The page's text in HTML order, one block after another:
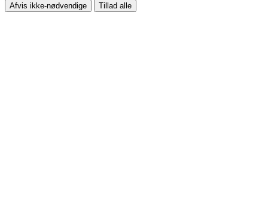
Afvis ikke-nødvendige Tillad alle